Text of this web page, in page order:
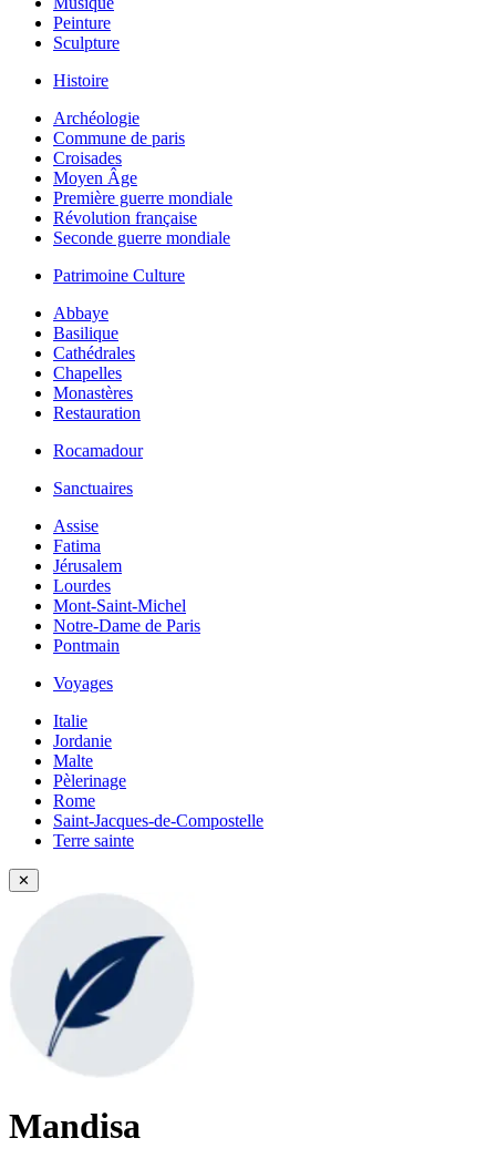
Peinture
Sculpture
Histoire
Archéologie
Commune de paris
Croisades
Moyen Âge
Première guerre mondiale
Révolution française
Seconde guerre mondiale
Patrimoine Culture
Abbaye
Basilique
Cathédrales
Chapelles
Monastères
Restauration
Rocamadour
Sanctuaires
Assise
Fatima
Jérusalem
Lourdes
Mont-Saint-Michel
Notre-Dame de Paris
Pontmain
Voyages
Italie
Jordanie
Malte
Pèlerinage
Rome
Saint-Jacques-de-Compostelle
Terre sainte
✕
Mandisa